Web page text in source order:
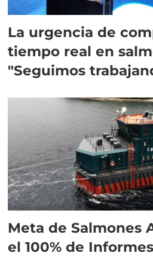
La urgencia de
tiempo real en
"Seguimos
Meta de Salmones
el 100% de